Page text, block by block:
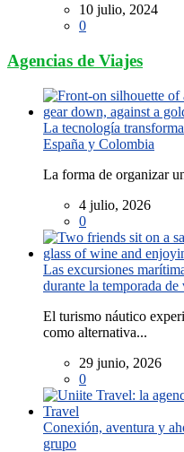
10 julio, 2024
0
Agencias de Viajes
La tecnología
España y Colombia
La forma de organizar
4 julio, 2026
0
Las excursiones
durante la temporada de
El turismo náutico
como alternativa...
29 junio, 2026
0
Conexión, aventura y
grupo